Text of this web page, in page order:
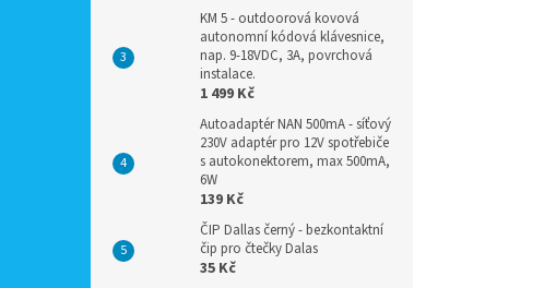
KM 5 - outdoorová kovová
autonomní kódová klávesnice,
nap. 9-18VDC, 3A, povrchová
instalace.
1 499 Kč
Autoadaptér NAN 500mA - síťový
230V adaptér pro 12V spotřebiče
s autokonektorem, max 500mA,
6W
139 Kč
ČIP Dallas černý - bezkontaktní
čip pro čtečky Dalas
35 Kč